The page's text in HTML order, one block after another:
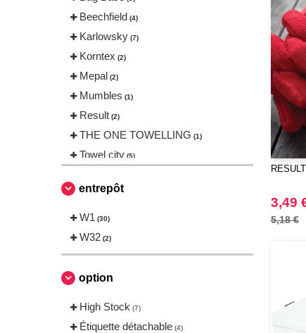
Beechfield (4)
Karlowsky (7)
Korntex (2)
Mepal (2)
Mumbles (1)
Result (2)
THE ONE TOWELLING (1)
Towel city (5)
Westford mill
entrepôt
W1 (30)
W32 (2)
option
High Stock (7)
Étiquette détachable (4)
3,49
5,18 €